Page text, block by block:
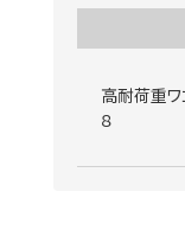
高耐荷重ワ
８